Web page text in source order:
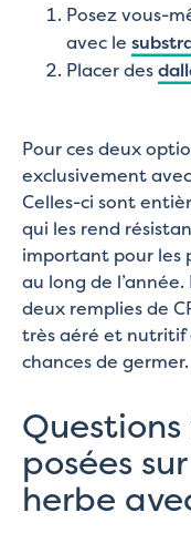
Posez vous-
avec le
Placer des
Pour ces deux
exclusivement
Celles-ci sont
qui les rend
important pour les
au long de
deux remplies de
très aéré et nutritif
chances de germer.
posées
herbe